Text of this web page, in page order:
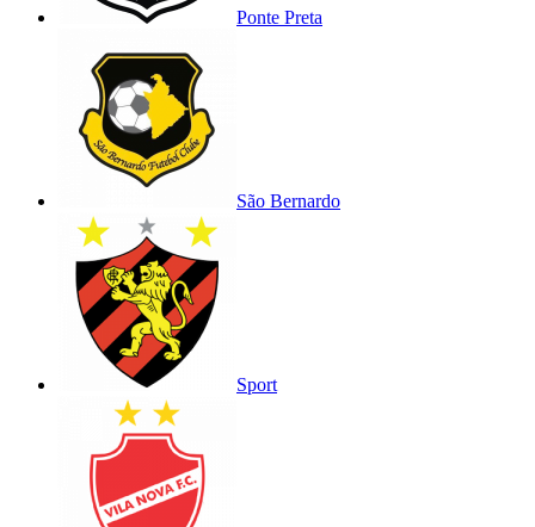
Ponte Preta
São Bernardo
Sport